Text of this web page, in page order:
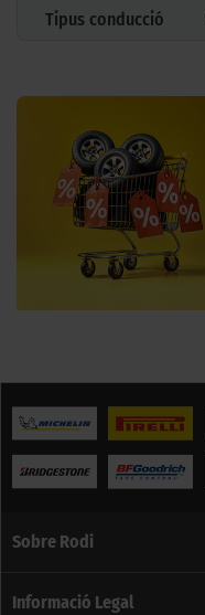
Tipus conducció
Sobre Rodi
Informació Legal